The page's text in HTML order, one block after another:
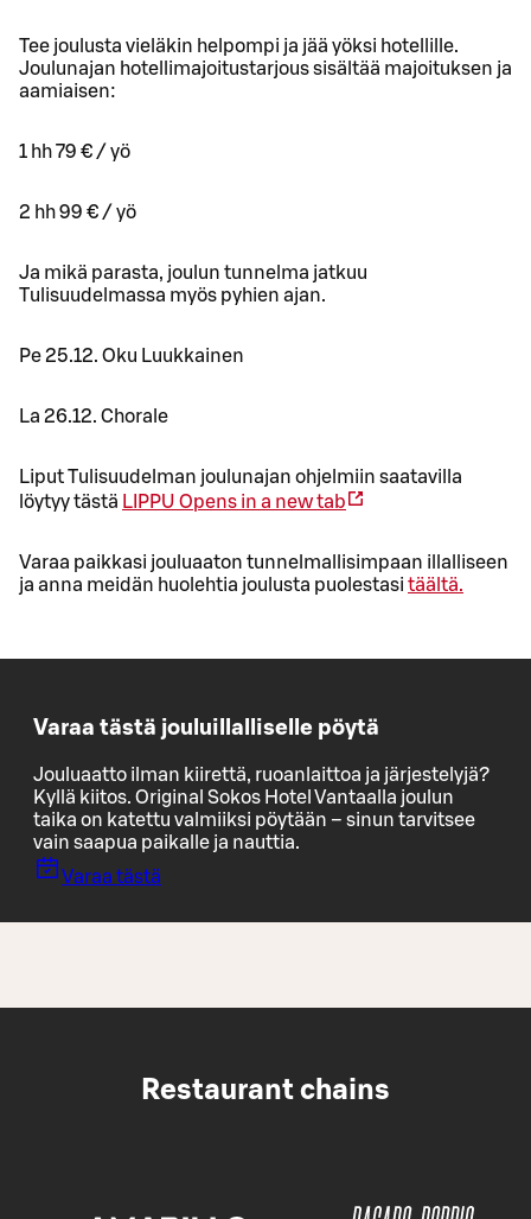
Tee joulusta vieläkin helpompi ja jää yöksi hotellille.
Joulunajan hotellimajoitustarjous sisältää majoituksen ja
aamiaisen:
1 hh 79 € / yö
2 hh 99 € / yö
Ja mikä parasta, joulun tunnelma jatkuu
Tulisuudelmassa myös pyhien ajan.
Pe 25.12. Oku Luukkainen
La 26.12. Chorale
Liput Tulisuudelman joulunajan ohjelmiin saatavilla
löytyy tästä LIPPU Opens in a new tab
Varaa paikkasi jouluaaton tunnelmallisimpaan illalliseen
ja anna meidän huolehtia joulusta puolestasi täältä.
Varaa tästä jouluillalliselle pöytä
Jouluaatto ilman kiirettä, ruoanlaittoa ja järjestelyjä?
Kyllä kiitos. Original Sokos Hotel Vantaalla joulun
taika on katettu valmiiksi pöytään – sinun tarvitsee
vain saapua paikalle ja nauttia.
Varaa tästä
Restaurant chains